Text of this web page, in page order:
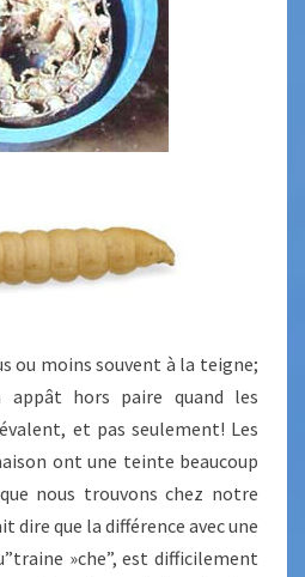
ou moins souvent à la teigne;
hors paire quand les
et pas seulement! Les
ont une teinte beaucoup
nous trouvons chez notre
dire que la différence avec une
»che”, est difficilement